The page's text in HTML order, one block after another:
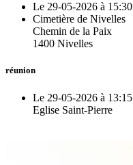
Le 29-05-2026 à 15:30
Cimetière de Nivelles
Chemin de la Paix
1400 Nivelles
réunion
Le 29-05-2026 à 13:15
Eglise Saint-Pierre